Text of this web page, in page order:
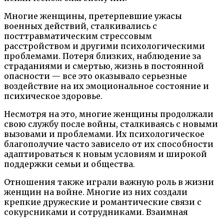
Многие женщины, претерпевшие ужасы
военных действий, сталкивались с
посттравматическим стрессовым
расстройством и другими психологическими
проблемами. Потеря близких, наблюдение за
страданиями и смертью, жизнь в постоянной
опасности — все это оказывало серьезные
воздействие на их эмоциональное состояние и
психическое здоровье.
Несмотря на это, многие женщины продолжали
свою службу после войны, сталкиваясь с новыми
вызовами и проблемами. Их психологическое
благополучие часто зависело от их способности
адаптироваться к новым условиям и широкой
поддержки семьи и общества.
Отношения также играли важную роль в жизни
женщин на войне. Многие из них создали
крепкие дружеские и романтические связи с
сокурсниками и сотрудниками. Взаимная